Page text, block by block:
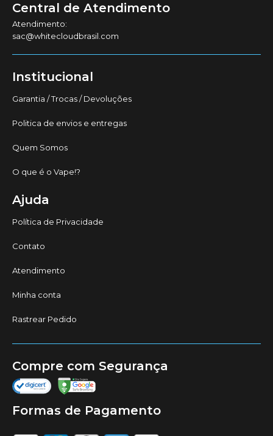
Central de Atendimento
Atendimento:
sac@whitecloudbrasil.com
Institucional
Garantia / Trocas / Devoluções
Politica de envios e entregas
Quem Somos
O que é o Vape!?
Ajuda
Política de Privacidade
Contato
Atendimento
Minha conta
Rastrear Pedido
Compre com Segurança
Formas de Pagamento